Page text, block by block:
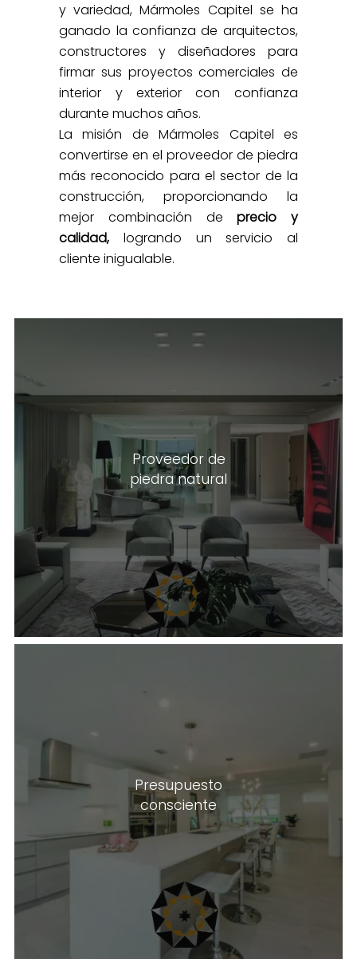
y variedad, Mármoles Capitel se ha
ganado la confianza de arquitectos,
constructores y diseñadores para
firmar sus proyectos comerciales de
interior y exterior con confianza
durante muchos años.
La misión de Mármoles Capitel es
convertirse en el proveedor de piedra
más reconocido para el sector de la
construcción, proporcionando la
mejor combinación deprecio y
calidad, logrando un servicio al
cliente inigualable.
Proveedor de
piedra natural
Podemos proporcionar una amplia
colección de mármol, piedra caliza,
ónix, granito y piedras semipreciosas
según sus especificaciones.
Presupuesto
consciente
Somos una empresa amigable con
el presupuesto y entendemos la
importancia de permanecer dentro
de su presupuesto, desde proyectos
pequeños hasta grandes.